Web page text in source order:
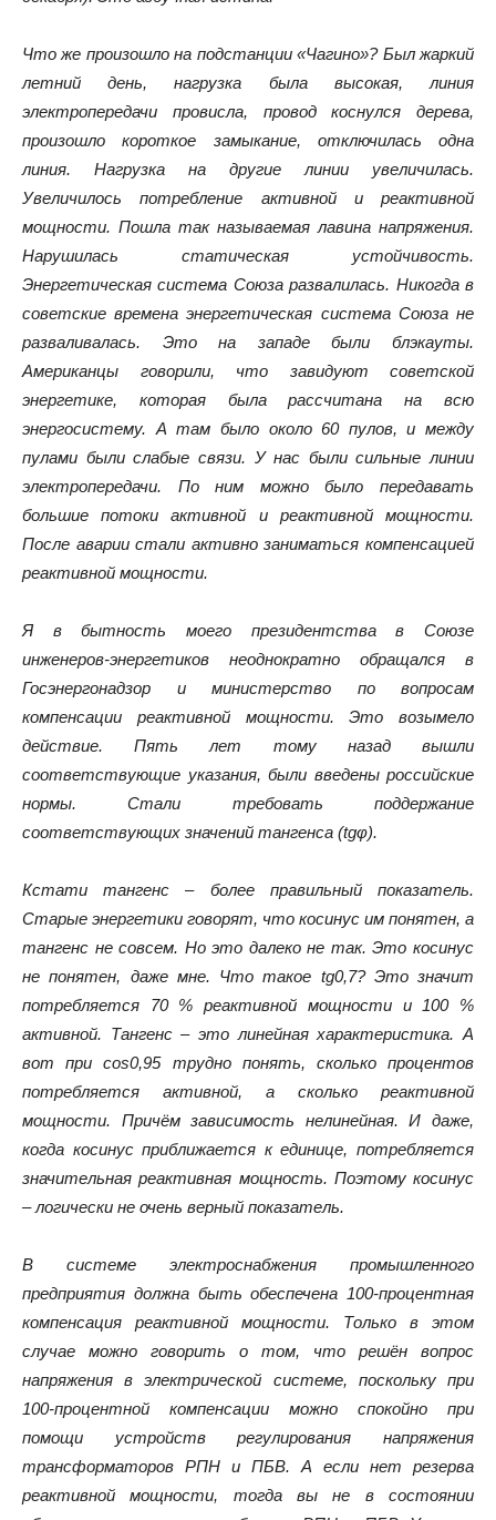
Что же произошло на подстанции «Чагино»? Был жаркий
летний день, нагрузка была высокая, линия
электропередачи провисла, провод коснулся дерева,
произошло короткое замыкание, отключилась одна
линия. Нагрузка на другие линии увеличилась.
Увеличилось потребление активной и реактивной
мощности. Пошла так называемая лавина напряжения.
Нарушилась статическая устойчивость.
Энергетическая система Союза развалилась. Никогда в
советские времена энергетическая система Союза не
разваливалась. Это на западе были блэкауты.
Американцы говорили, что завидуют советской
энергетике, которая была рассчитана на всю
энергосистему. А там было около 60 пулов, и между
пулами были слабые связи. У нас были сильные линии
электропередачи. По ним можно было передавать
большие потоки активной и реактивной мощности.
После аварии стали активно заниматься компенсацией
реактивной мощности.
Я в бытность моего президентства в Союзе
инженеров-энергетиков неоднократно обращался в
Госэнергонадзор и министерство по вопросам
компенсации реактивной мощности. Это возымело
действие. Пять лет тому назад вышли
соответствующие указания, были введены российские
нормы. Стали требовать поддержание
соответствующих значений тангенса (tgφ).
Кстати тангенс – более правильный показатель.
Старые энергетики говорят, что косинус им понятен, а
тангенс не совсем. Но это далеко не так. Это косинус
не понятен, даже мне. Что такое tg0,7? Это значит
потребляется 70 % реактивной мощности и 100 %
активной. Тангенс – это линейная характеристика. А
вот приcos0,95 трудно понять, сколько процентов
потребляется активной, а сколько реактивной
мощности. Причём зависимость нелинейная. И даже,
когда косинус приближается к единице, потребляется
значительная реактивная мощность. Поэтому косинус
– логически не очень верный показатель.
В системе электроснабжения промышленного
предприятия должна быть обеспечена 100-процентная
компенсация реактивной мощности. Только в этом
случае можно говорить о том, что решён вопрос
напряжения в электрической системе, поскольку при
100-процентной компенсации можно спокойно при
помощи устройств регулирования напряжения
трансформаторов РПН и ПБВ. А если нет резерва
реактивной мощности, тогда вы не в состоянии